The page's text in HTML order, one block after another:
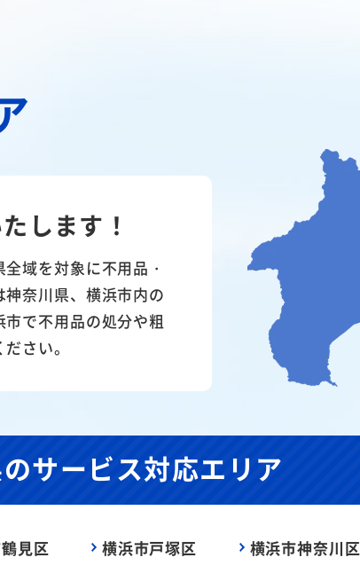
します！
域を対象に不用品・
奈川県、横浜市内の
で不用品の処分や粗
さい。
サービス対応エリア
見区 横浜市戸塚区
横浜市神奈川区